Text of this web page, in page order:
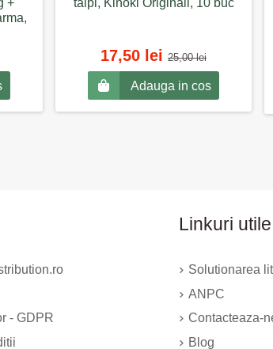
+
talpi, Kinoki Originali, 10 buc
17,50 lei 25,00 lei
Adauga in cos
- GDPR
Linkuri utile
Solutionarea
ANPC
Contacteaza-
Blog